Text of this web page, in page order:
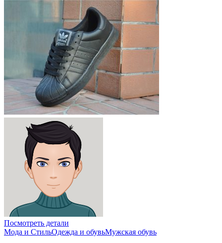
Посмотреть детали
Мода и СтильОдежда и обувьМужская обувь